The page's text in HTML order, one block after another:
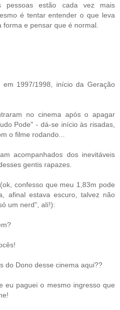
pessoas estão cada vez mais
é tentar entender o que leva
e pensar que é normal.
em 1997/1998, início da Geração
no cinema após o apagar
Pode" - dá-se início às risadas,
o filme rodando...
acompanhados dos inevitáveis
gentis rapazes.
confesso que meu 1,83m pode
afinal estava escuro, talvez não
um nerd", alí!):
do Dono desse cinema aqui??
eu paguei o mesmo ingresso que